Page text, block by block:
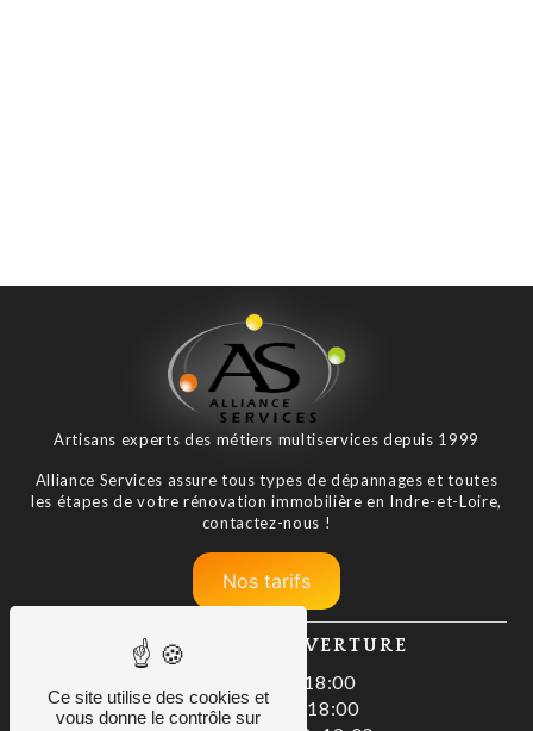
Artisans experts des métiers multiservices depuis 1999
Alliance Services assure tous types de dépannages et toutes
les étapes de votre rénovation immobilière en Indre-et-Loire,
contactez-nous !
Nos tarifs
HORAIRES D'OUVERTURE
Lundi : 08:00–18:00
Mardi : 08:00–18:00
Ce site utilise des cookies et
vous donne le contrôle sur